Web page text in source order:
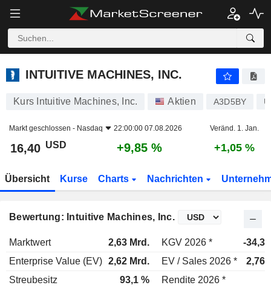
INTUITIVE MACHINES, INC.
INTUITIVE MACHINES, INC.
Kurs Intuitive Machines, Inc. Aktien A3D5BY
Markt geschlossen - Nasdaq 22:00:00 07.08.2026 Veränd. 1. Jan.
16,40 USD +9,85 % +1,05 %
Übersicht Kurse Charts Nachrichten
Bewertung: Intuitive Machines, Inc.
Marktwert 2,63 Mrd. KGV 2026 *
-34,3x
Enterprise Value (EV) 2,62 Mrd. EV / Sales 2026 *
2,76x
Streubesitz
93,1 % Rendite 2026 *